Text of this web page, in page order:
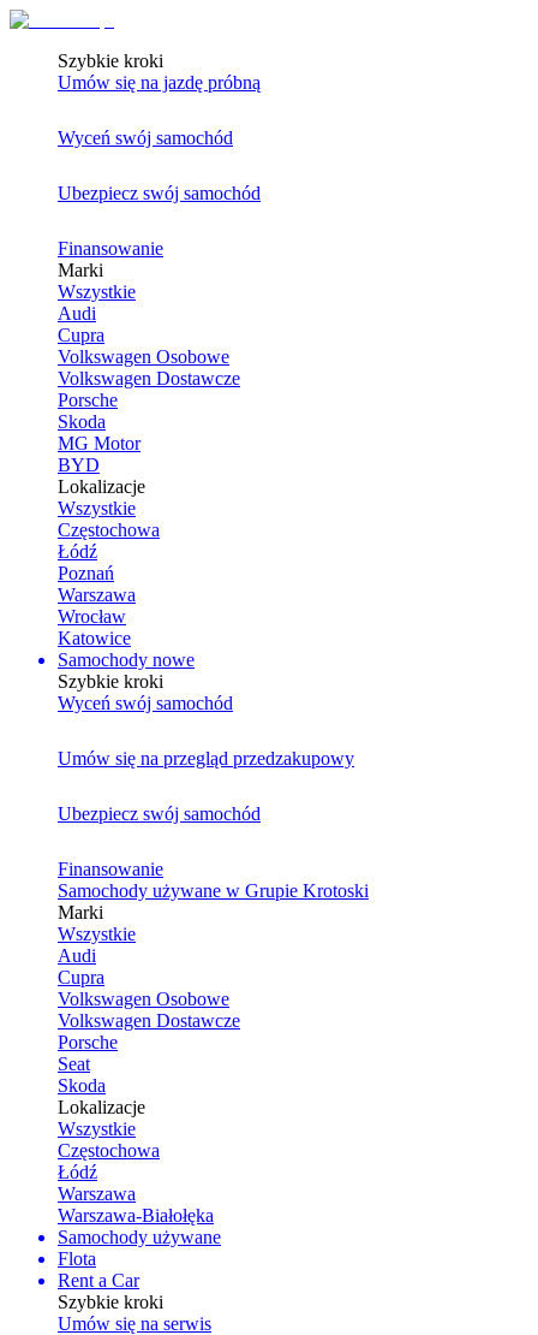
Szybkie kroki
Umów się na jazdę próbną
Wyceń swój samochód
Ubezpiecz swój samochód
Finansowanie
Marki
Wszystkie
Audi
Cupra
Volkswagen Osobowe
Volkswagen Dostawcze
Porsche
Skoda
MG Motor
BYD
Lokalizacje
Wszystkie
Częstochowa
Łódź
Poznań
Warszawa
Wrocław
Katowice
Samochody nowe
Szybkie kroki
Wyceń swój samochód
Umów się na przegląd przedzakupowy
Ubezpiecz swój samochód
Finansowanie
Samochody używane w Grupie Krotoski
Marki
Wszystkie
Audi
Cupra
Volkswagen Osobowe
Volkswagen Dostawcze
Porsche
Seat
Skoda
Lokalizacje
Wszystkie
Częstochowa
Łódź
Warszawa
Warszawa-Białołęka
Samochody używane
Flota
Rent a Car
Szybkie kroki
Umów się na serwis